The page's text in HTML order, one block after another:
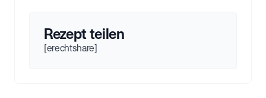
Rezept teilen
[erechtshare]